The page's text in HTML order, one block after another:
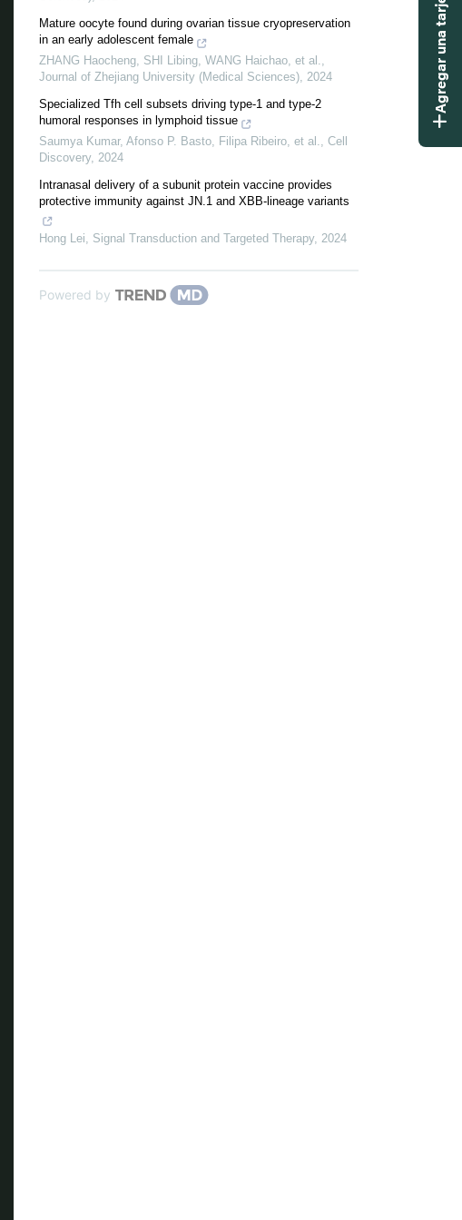
Mature oocyte found during ovarian tissue cryopreservation
in an early adolescent female
ZHANG Haocheng, SHI Libing, WANG Haichao, et al.,
Journal of Zhejiang University (Medical Sciences), 2024
Specialized Tfh cell subsets driving type-1 and type-2
humoral responses in lymphoid tissue
Saumya Kumar, Afonso P. Basto, Filipa Ribeiro, et al., Cell
Discovery, 2024
Intranasal delivery of a subunit protein vaccine provides
protective immunity against JN.1 and XBB-lineage variants
Hong Lei, Signal Transduction and Targeted Therapy, 2024
Powered by